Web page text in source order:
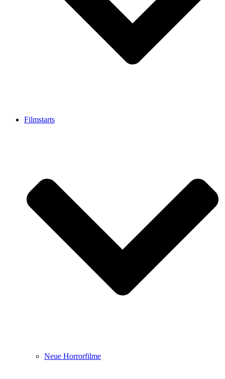
Filmstarts
Neue Horrorfilme